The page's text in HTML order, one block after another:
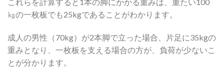
これらを計算すると1本の脚にかかる重みは、重たい100
㎏の一枚板でも25kgであることがわかります。
成人の男性（70kg）が2本脚で立った場合、片足に35kgの
重みとなり、一枚板を支える場合の方が、負荷が少ないこ
とが分かります。